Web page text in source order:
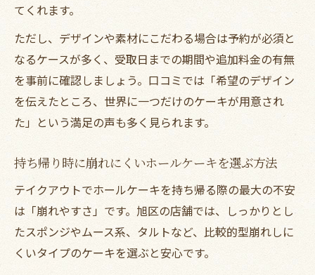
てくれます。
ただし、デザインや素材にこだわる場合は予約が必須と
なるケースが多く、受取日までの期間や追加料金の有無
を事前に確認しましょう。口コミでは「希望のデザイン
を伝えたところ、世界に一つだけのケーキが用意され
た」という満足の声も多く見られます。
持ち帰り時に崩れにくいホールケーキを選ぶ方法
テイクアウトでホールケーキを持ち帰る際の最大の不安
は「崩れやすさ」です。旭区の店舗では、しっかりとし
たスポンジやムース系、タルトなど、比較的型崩れしに
くいタイプのケーキを選ぶと安心です。